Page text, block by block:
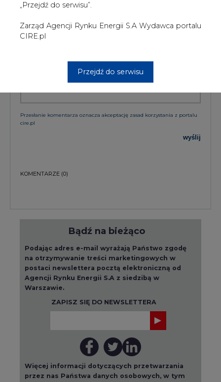
„Przejdź do serwisu”.
Zarząd Agencji Rynku Energii S.A Wydawca portalu
CIRE.pl
Przejdź do serwisu
Przesłanie komentarza oznacza akceptację zasad korzystania z portalu
cire.pl
wyślij
KOMENTARZE (0)
Bądź na bieżąco
Podając adres e-mail wyrażają Państwo zgodę
na otrzymywanie treści marketingowych w
postaci newslettera pocztą elektroniczną od
Agencji Rynku Energii S.A z siedzibą w
Warszawie.
ZAPISZ SIĘ DO NEWSLETTERA
Więcej informacji dotyczących przetwarzania
przez nas Państwa danych osobowych, w tym